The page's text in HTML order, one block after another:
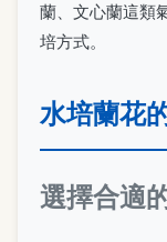
蘭、文心蘭這類
培方式。
水培蘭花
選擇合適